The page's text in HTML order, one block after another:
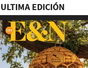
ULTIMA EDICIÓN